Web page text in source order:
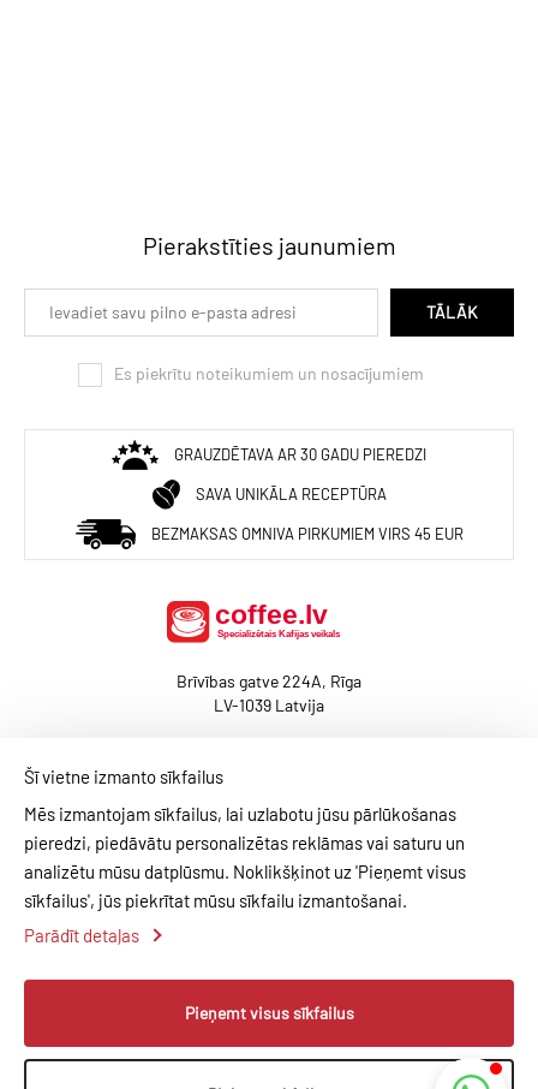
Pierakstīties jaunumiem
TĀLĀK
Es piekrītu noteikumiem un nosacījumiem
GRAUZDĒTAVA AR 30 GADU PIEREDZI
SAVA UNIKĀLA RECEPTŪRA
BEZMAKSAS OMNIVA PIRKUMIEM VIRS 45 EUR
Brīvības gatve 224A, Rīga
LV-1039 Latvija
baltcoffee@coffee.lv
BLOGS KONTAKTI
MAKSĀJUMU METODES
PIEGĀDES INFO
Šī vietne izmanto sīkfailus
Mēs izmantojam sīkfailus, lai uzlabotu jūsu pārlūkošanas
pieredzi, piedāvātu personalizētas reklāmas vai saturu un
analizētu mūsu datplūsmu. Noklikšķinot uz 'Pieņemt visus
sīkfailus', jūs piekrītat mūsu sīkfailu izmantošanai.
Parādīt detaļas
Pieņemt visus sīkfailus